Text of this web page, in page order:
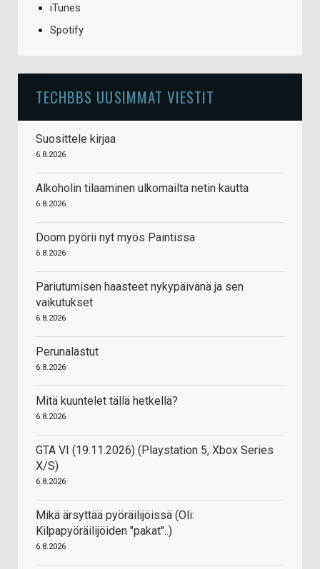
iTunes
Spotify
TECHBBS UUSIMMAT VIESTIT
Suosittele kirjaa
6.8.2026
Alkoholin tilaaminen ulkomailta netin kautta
6.8.2026
Doom pyörii nyt myös Paintissa
6.8.2026
Pariutumisen haasteet nykypäivänä ja sen
vaikutukset
6.8.2026
Perunalastut
6.8.2026
Mitä kuuntelet tällä hetkellä?
6.8.2026
GTA VI (19.11.2026) (Playstation 5, Xbox Series
X/S)
6.8.2026
Mikä ärsyttää pyöräilijöissä (Oli:
Kilpapyöräilijöiden "pakat"..)
6.8.2026